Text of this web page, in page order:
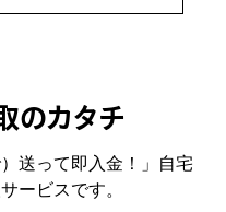
のカタチ
送って即入金！」自宅
ービスです。